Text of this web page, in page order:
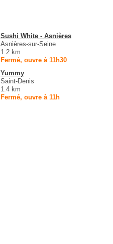
Sushi White - Asnières
Asnières-sur-Seine
1.2 km
Fermé, ouvre à 11h30
Yummy
Saint-Denis
1.4 km
Fermé, ouvre à 11h